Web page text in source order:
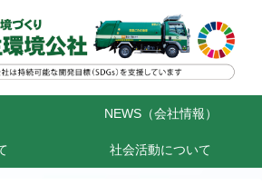
NEWS（会社情報）
社会活動について